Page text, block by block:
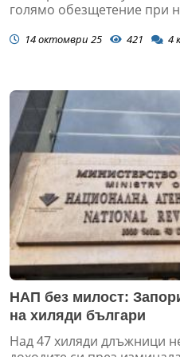
голямо обезщетение при
14 октомври 25 421 4
НАП без милост:
на хиляди българи
Над 47 хиляди длъжници